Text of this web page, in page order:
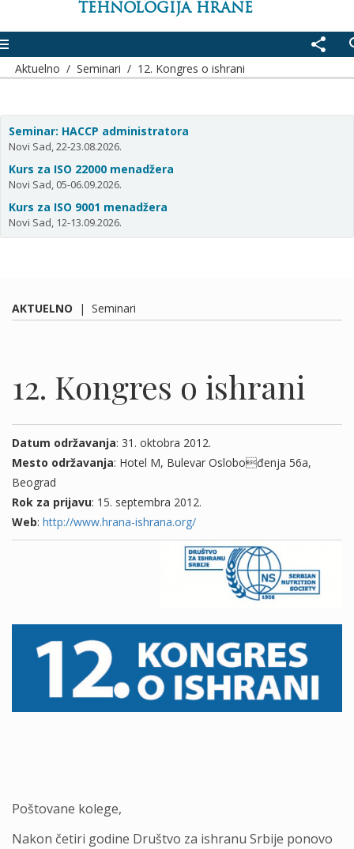
TEHNOLOGIJA HRANE
share
Aktuelno / Seminari / 12. Kongres o ishrani
Seminar: HACCP administratora
Novi Sad, 22-23.08.2026.
Kurs za ISO 22000 menadžera
Novi Sad, 05-06.09.2026.
Kurs za ISO 9001 menadžera
Novi Sad, 12-13.09.2026.
AKTUELNO | Seminari
12. Kongres o ishrani
Datum održavanja: 31. oktobra 2012.
Mesto održavanja: Hotel M, Bulevar Oslobođenja 56a,
Beograd
Rok za prijavu: 15. septembra 2012.
Web: http://www.hrana-ishrana.org/
Poštovane kolege,
Nakon četiri godine Društvo za ishranu Srbije ponovo